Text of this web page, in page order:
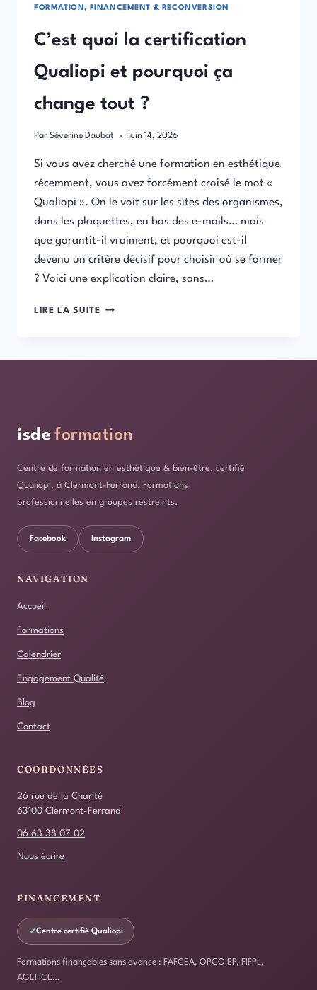
FORMATION, FINANCEMENT & RECONVERSION
C’est quoi la certification
Qualiopi et pourquoi ça
change tout ?
Par Séverine Daubat juin 14, 2026
Si vous avez cherché une formation en esthétique
récemment, vous avez forcément croisé le mot «
Qualiopi ». On le voit sur les sites des organismes,
dans les plaquettes, en bas des e-mails… mais
que garantit-il vraiment, et pourquoi est-il
devenu un critère décisif pour choisir où se former
? Voici une explication claire, sans…
LIRE LA SUITEC’EST
CHANGE
TOUT
isde formation
Centre de formation en esthétique & bien-être, certifié
Qualiopi, à Clermont-Ferrand. Formations
professionnelles en groupes restreints.
Facebook Instagram
NAVIGATION
Accueil
Formations
Calendrier
Engagement Qualité
Blog
Contact
COORDONNÉES
26 rue de la Charité
63100 Clermont-Ferrand
06 63 38 07 02
Nous écrire
FINANCEMENT
✓Centre certifié Qualiopi
Formations finançables sans avance : FAFCEA, OPCO EP, FIFPL,
AGEFICE…